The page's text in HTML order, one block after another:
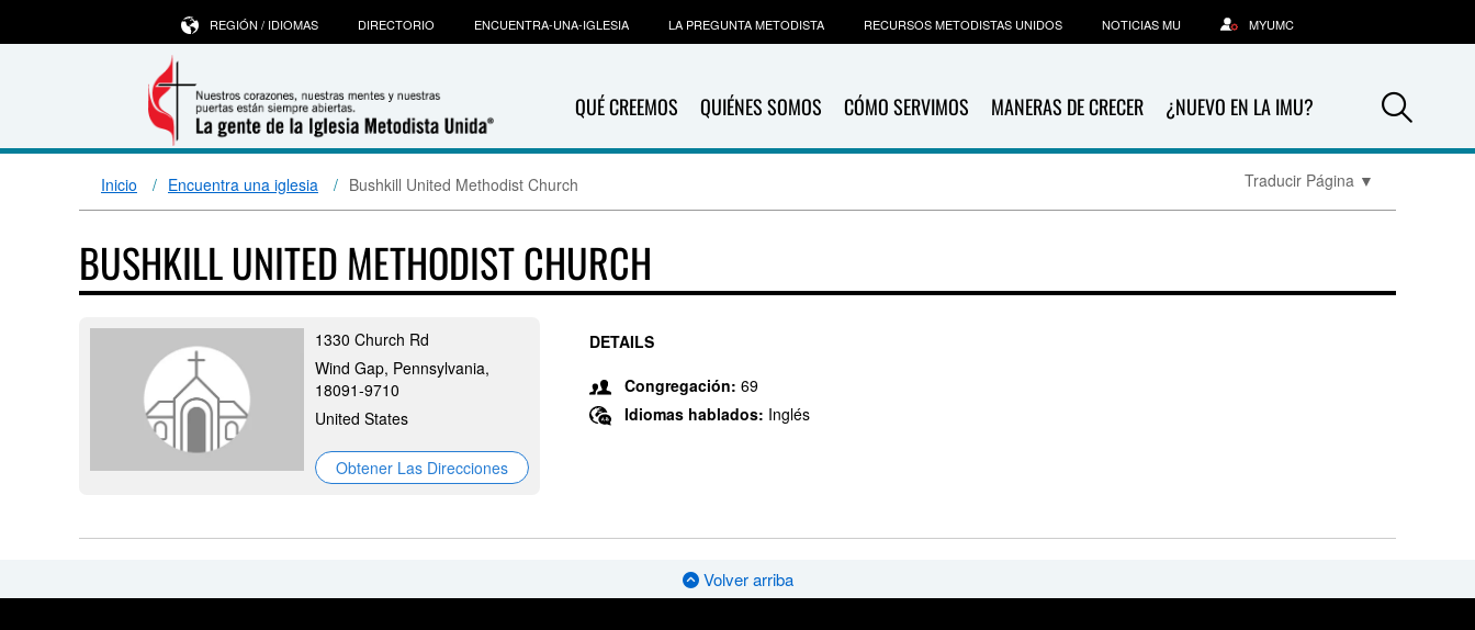
QUÉ CREEMOS QUIÉNES SOMOS CÓMO SERVIMOS MANERAS DE CRECER ¿NUEVO EN LA IMU?
REGIÓN / IDIOMAS DIRECTORIO ENCUENTRA-UNA-IGLESIA LA PREGUNTA METODISTA RECURSOS METODISTAS UNIDOS NOTICIAS MU MYUMC
Inicio Encuentra una iglesia Bushkill United Methodist Church Traducir Página ▼
BUSHKILL UNITED METHODIST CHURCH
1330 Church Rd
Wind Gap, Pennsylvania,
18091-9710
United States
Obtener Las Direcciones
DETAILS
Congregación: 69
Idiomas hablados: Inglés
Volver arriba